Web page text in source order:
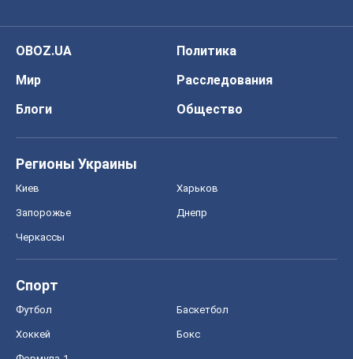
OBOZ.UA
Политика
Мир
Расследования
Блоги
Общество
Регионы Украины
Киев Харьков
Запорожье Днепр
Черкассы
Спорт
Футбол Баскетбол
Хоккей Бокс